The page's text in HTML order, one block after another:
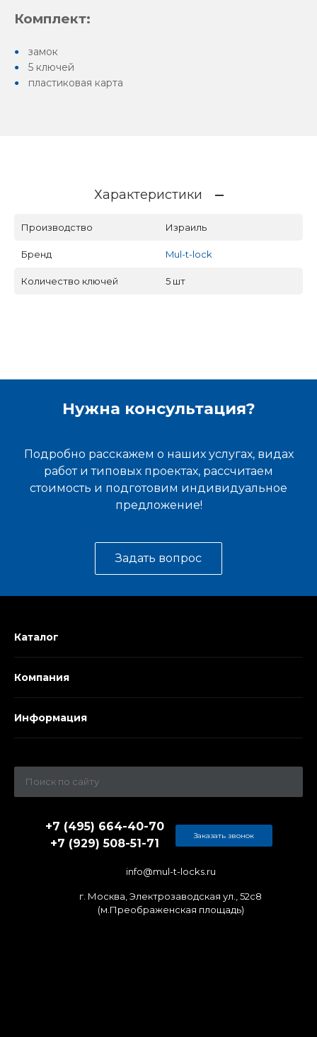
Комплект:
замок
5 ключей
пластиковая карта
Характеристики
Производство Израиль
Бренд Mul-t-lock
Количество ключей 5 шт
Нужна консультация?
Подробно расскажем о наших услугах, видах
работ и типовых проектах, рассчитаем
стоимость и подготовим индивидуальное
предложение!
Задать вопрос
Каталог
Компания
Информация
info@mul-t-locks.ru
+7 (495) 664-40-70
+7 (929) 508-51-71
г. Москва, Электрозаводская ул., 52c8
(м.Преображенская площадь)
Заказать звонок